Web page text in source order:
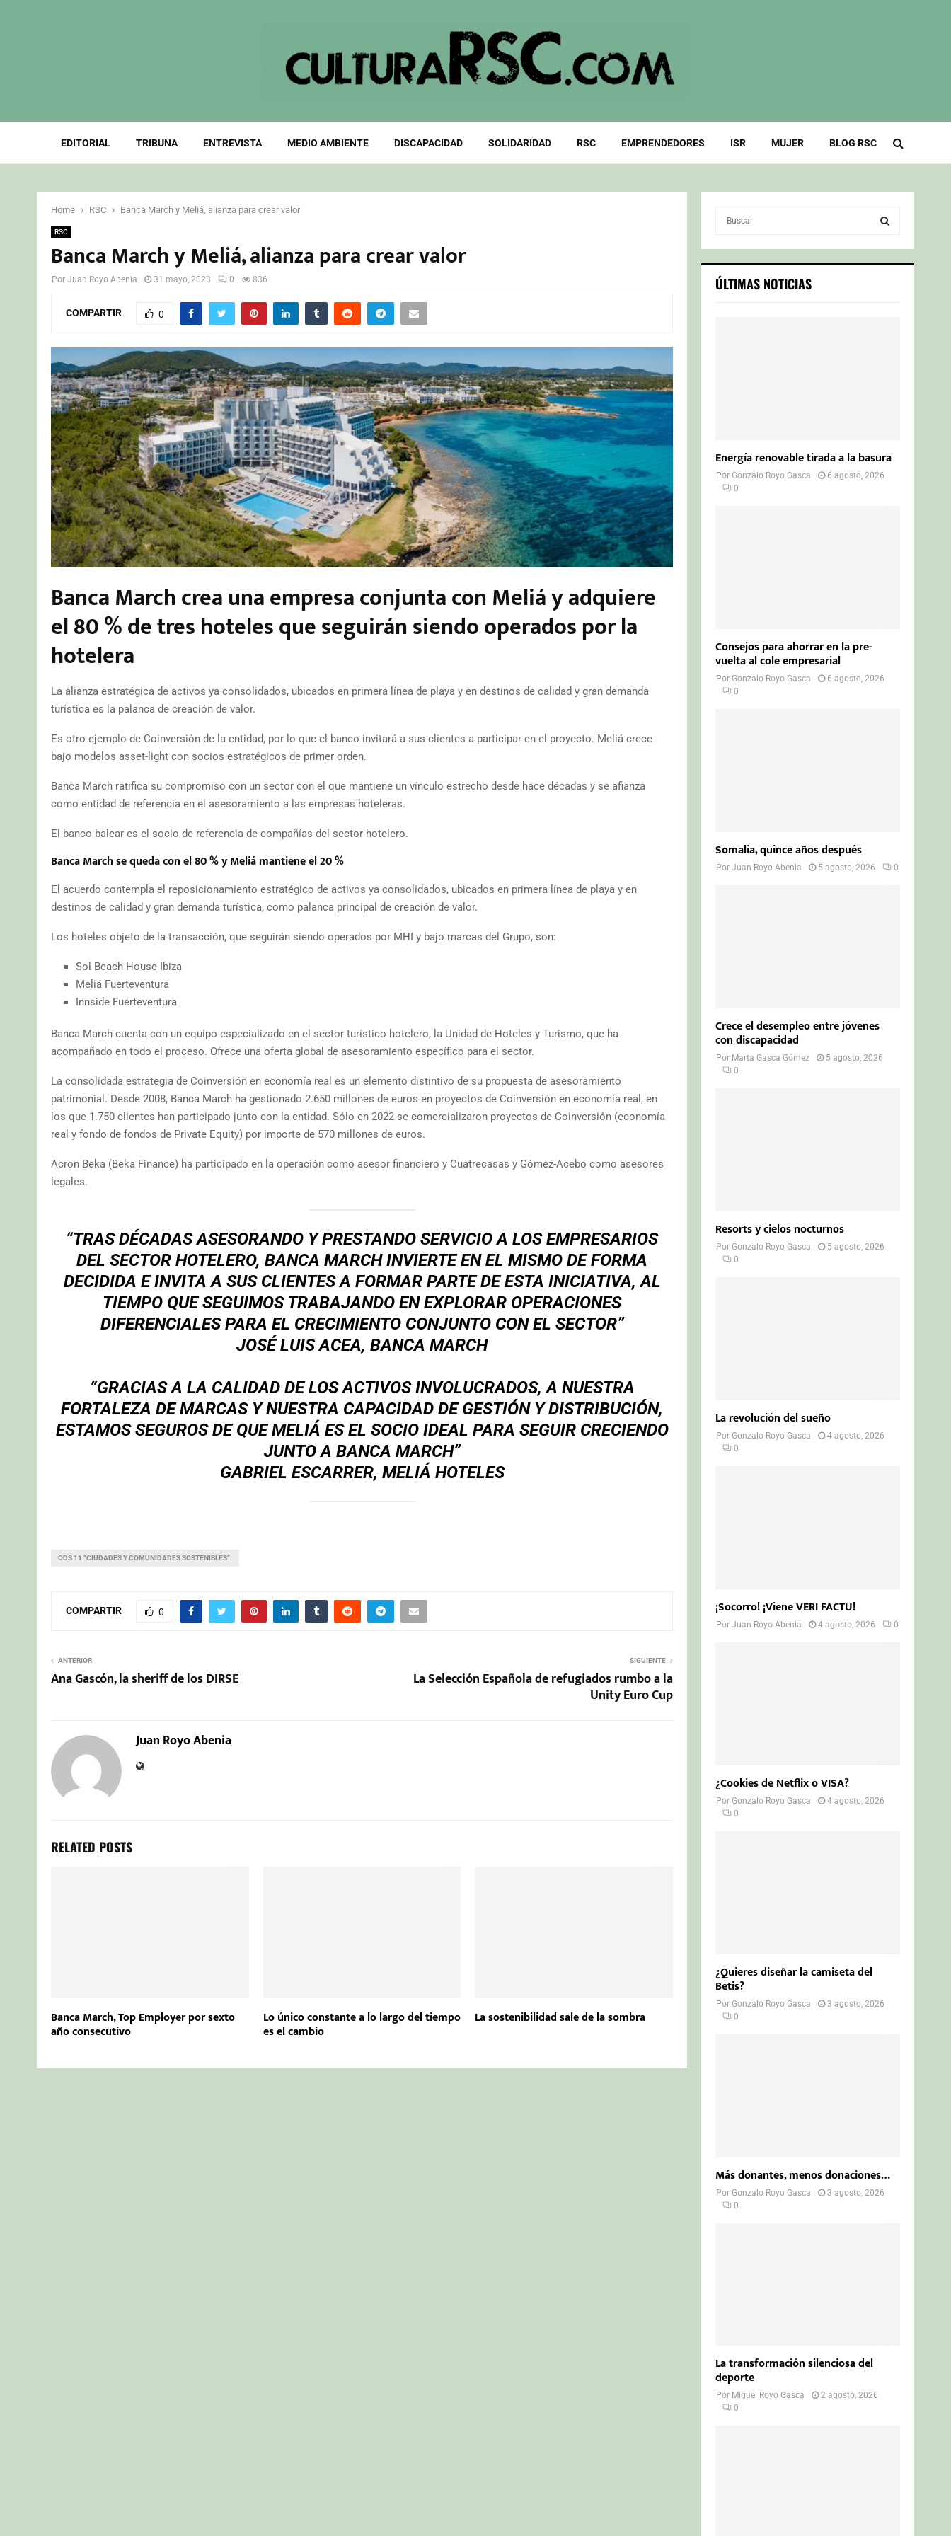
EDITORIAL TRIBUNA ENTREVISTA MEDIO AMBIENTE DISCAPACIDAD SOLIDARIDAD RSC EMPRENDEDORES ISR MUJER BLOG RSC
Home RSC Banca March y Meliá, alianza para crear valor
RSC
Banca March y Meliá, alianza para crear valor
Por Juan Royo Abenia 31 mayo, 2023 0 836
COMPARTIR 0
Banca March crea una empresa conjunta con Meliá y adquiere
el 80 % de tres hoteles que seguirán siendo operados por la
hotelera
La alianza estratégica de activos ya consolidados, ubicados en primera línea de playa y en destinos de calidad y gran demanda
turística es la palanca de creación de valor.
Es otro ejemplo de Coinversión de la entidad, por lo que el banco invitará a sus clientes a participar en el proyecto. Meliá crece
bajo modelos asset-light con socios estratégicos de primer orden.
Banca March ratifica su compromiso con un sector con el que mantiene un vínculo estrecho desde hace décadas y se afianza
como entidad de referencia en el asesoramiento a las empresas hoteleras.
El banco balear es el socio de referencia de compañías del sector hotelero.
Banca March se queda con el 80 % y Meliá mantiene el 20 %
El acuerdo contempla el reposicionamiento estratégico de activos ya consolidados, ubicados en primera línea de playa y en
destinos de calidad y gran demanda turística, como palanca principal de creación de valor.
Los hoteles objeto de la transacción, que seguirán siendo operados por MHI y bajo marcas del Grupo, son:
Sol Beach House Ibiza
Meliá Fuerteventura
Innside Fuerteventura
Banca March cuenta con un equipo especializado en el sector turístico-hotelero, la Unidad de Hoteles y Turismo, que ha
acompañado en todo el proceso. Ofrece una oferta global de asesoramiento específico para el sector.
La consolidada estrategia de Coinversión en economía real es un elemento distintivo de su propuesta de asesoramiento
patrimonial. Desde 2008, Banca March ha gestionado 2.650 millones de euros en proyectos de Coinversión en economía real, en
los que 1.750 clientes han participado junto con la entidad. Sólo en 2022 se comercializaron proyectos de Coinversión (economía
real y fondo de fondos de Private Equity) por importe de 570 millones de euros.
Acron Beka (Beka Finance) ha participado en la operación como asesor financiero y Cuatrecasas y Gómez-Acebo como asesores
legales.
“TRAS DÉCADAS ASESORANDO Y PRESTANDO SERVICIO A LOS EMPRESARIOS
DEL SECTOR HOTELERO, BANCA MARCH INVIERTE EN EL MISMO DE FORMA
DECIDIDA E INVITA A SUS CLIENTES A FORMAR PARTE DE ESTA INICIATIVA, AL
TIEMPO QUE SEGUIMOS TRABAJANDO EN EXPLORAR OPERACIONES
DIFERENCIALES PARA EL CRECIMIENTO CONJUNTO CON EL SECTOR”
JOSÉ LUIS ACEA,BANCA MARCH
“GRACIAS A LA CALIDAD DE LOS ACTIVOS INVOLUCRADOS, A NUESTRA
FORTALEZA DE MARCAS Y NUESTRA CAPACIDAD DE GESTIÓN Y DISTRIBUCIÓN,
ESTAMOS SEGUROS DE QUE MELIÁ ES EL SOCIO IDEAL PARA SEGUIR CRECIENDO
JUNTO A BANCA MARCH”
GABRIEL ESCARRER, MELIÁ HOTELES
ODS 11 “CIUDADES Y COMUNIDADES SOSTENIBLES”.
COMPARTIR 0
ANTERIOR
Ana Gascón, la sheriff de los DIRSE
SIGUIENTE
La Selección Española de refugiados rumbo a la
Unity Euro Cup
Juan Royo Abenia
RELATED POSTS
Banca March, Top Employer por sexto
año consecutivo
Lo único constante a lo largo del tiempo
es el cambio
La sostenibilidad sale de la sombra
c
h
S
ÚLTIMAS NOTICIAS
Energía renovable tirada a la basura
PorGonzalo Royo Gasca
6 agosto, 2026
0
Consejos para ahorrar en la pre-
vuelta al cole empresarial
PorGonzalo Royo Gasca
6 agosto, 2026
0
Somalia, quince años después
PorJuan Royo Abenia 5 agosto, 2026 0
Crece el desempleo entre jóvenes
con discapacidad
Por Marta Gasca Gómez
5 agosto, 2026
0
Resorts y cielos nocturnos
PorGonzalo Royo Gasca
5 agosto, 2026
0
La revolución del sueño
PorGonzalo Royo Gasca
4 agosto, 2026
0
¡Socorro! ¡Viene VERI FACTU!
PorJuan Royo Abenia 4 agosto, 2026 0
¿Cookies de Netflix o VISA?
PorGonzalo Royo Gasca
4 agosto, 2026
0
¿Quieres diseñar la camiseta del
Betis?
PorGonzalo Royo Gasca
3 agosto, 2026
0
Más donantes, menos donaciones…
PorGonzalo Royo Gasca
3 agosto, 2026
0
La transformación silenciosa del
deporte
Por Miguel Royo Gasca
2 agosto, 2026
0